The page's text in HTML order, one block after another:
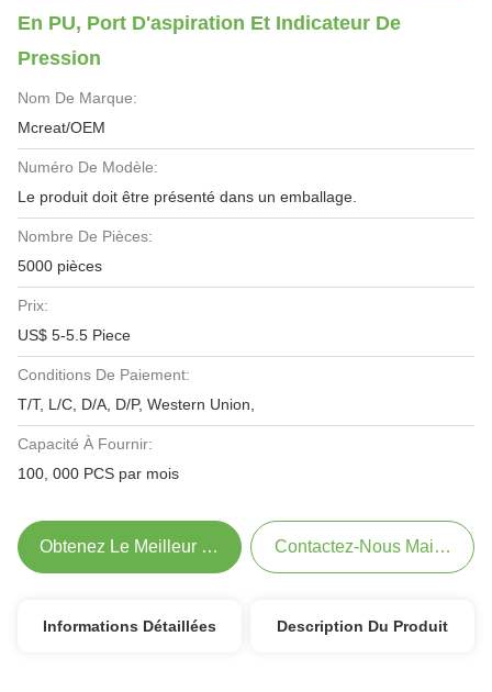
En PU, Port D'aspiration Et Indicateur De
Pression
Nom De Marque:
Mcreat/OEM
Numéro De Modèle:
Le produit doit être présenté dans un emballage.
Nombre De Pièces:
5000 pièces
Prix:
US$ 5-5.5 Piece
Conditions De Paiement:
T/T, L/C, D/A, D/P, Western Union,
Capacité À Fournir:
100, 000 PCS par mois
Obtenez Le Meilleur Prix Contactez-Nous Maintenant
Informations Détaillées Description Du Produit